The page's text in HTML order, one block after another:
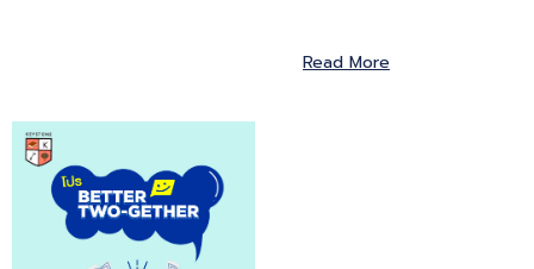
Read More